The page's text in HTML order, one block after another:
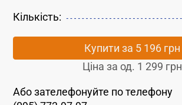
Кількість:
Купити за 5 196 грн
Ціна за од. 1 299 грн
Або зателефонуйте по телефону